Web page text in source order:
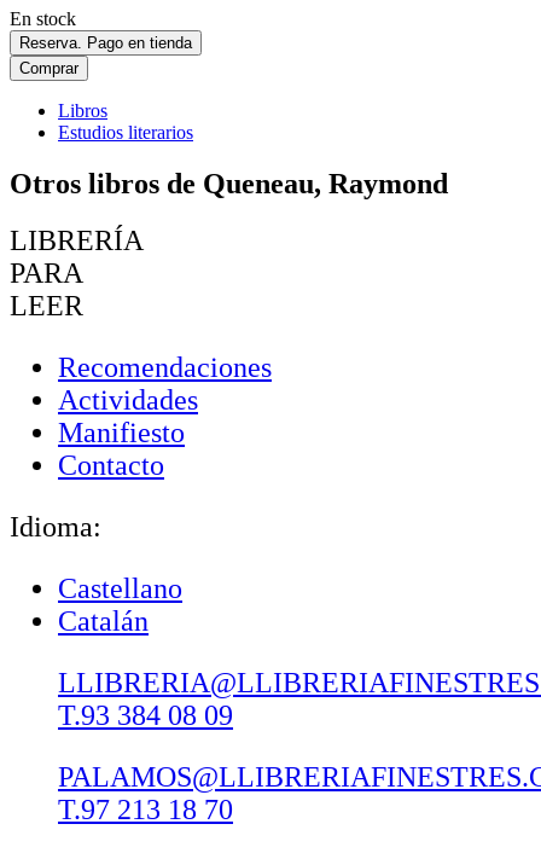
En stock
Reserva. Pago en tienda
Comprar
Libros
Estudios literarios
Otros libros de Queneau, Raymond
LIBRERÍA
PARA
LEER
Recomendaciones
Actividades
Manifiesto
Contacto
Idioma:
Castellano
Catalán
T.93 384 08 09
T.97 213 18 70